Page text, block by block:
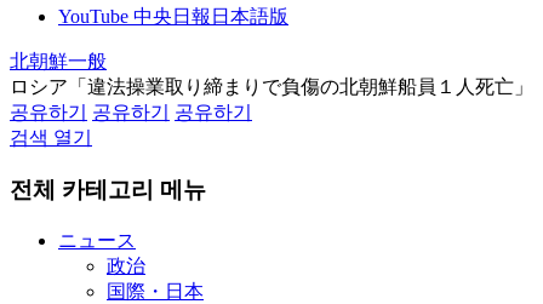
YouTube 中央日報日本語版
北朝鮮一般
ロシア「違法操業取り締まりで負傷の北朝鮮船員１人死亡」
공유하기
공유하기
공유하기
검색 열기
전체 카테고리 메뉴
ニュース
政治
国際・日本